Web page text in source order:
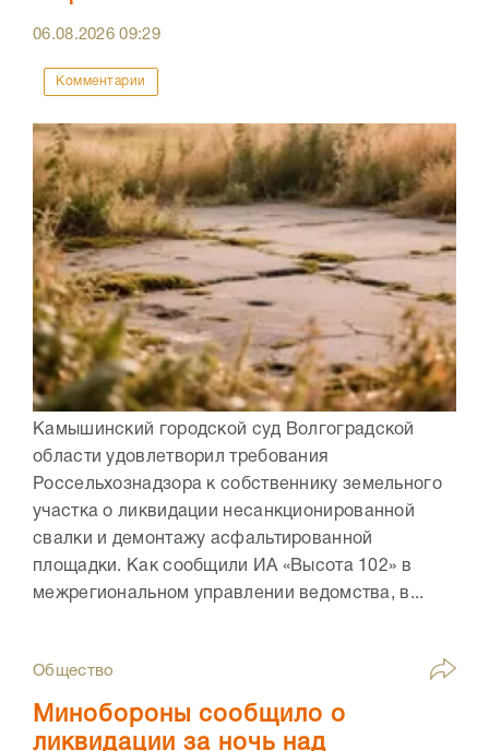
06.08.202609:29
Комментарии
Камышинский городской суд Волгоградской
области удовлетворил требования
Россельхознадзора к собственнику земельного
участка о ликвидации несанкционированной
свалки и демонтажу асфальтированной
площадки. Как сообщили ИА «Высота 102» в
межрегиональном управлении ведомства, в...
Общество
Минобороны сообщило о
ликвидации за ночь над